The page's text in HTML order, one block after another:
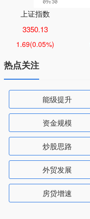
上证指数
3350.13
1.69(0.05%)
热点关注
能级提升
资金规模
炒股思路
外贸发展
房贷增速